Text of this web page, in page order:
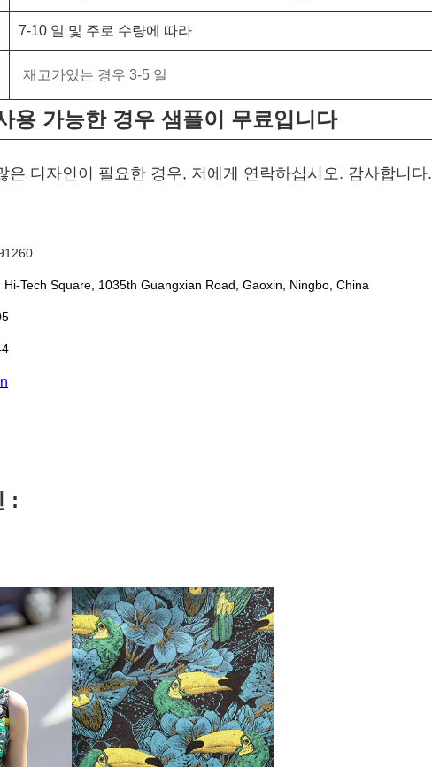
7-10 일 및 주로 수량에 따라
재고가있는 경우 3-5 일
용 가능한 경우 샘플이 무료입니다
은 디자인이 필요한 경우, 저에게 연락하십시오. 감사합니다.
Tech Square, 1035th Guangxian Road, Gaoxin, Ningbo, China
: